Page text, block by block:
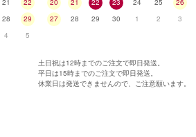
21
22
28
29
4 5
20
21 22 23 24 25
26
27
28 29 30 1 2 3
土日祝は12時までのご注文で即日発送。
平日は15時までのご注文で即日発送。
休業日は発送できませんので、ご注意願います。